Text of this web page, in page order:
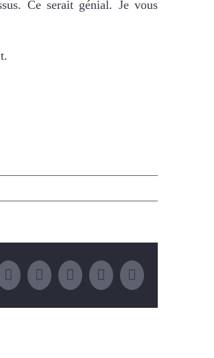
Ce serait génial. Je vous
X LinkedInWhatsApp
PinterestEmail